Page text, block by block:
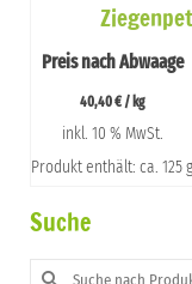
Preis nach Abwaage
40,40€ / kg
inkl. 10 % MwSt.
Produkt enthält: ca. 125 g
Suche
Suche